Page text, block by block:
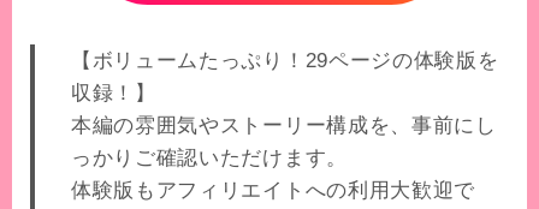
【ボリュームたっぷり！29ページの体験版を
収録！】
本編の雰囲気やストーリー構成を、事前にし
っかりご確認いただけます。
体験版もアフィリエイトへの利用大歓迎で